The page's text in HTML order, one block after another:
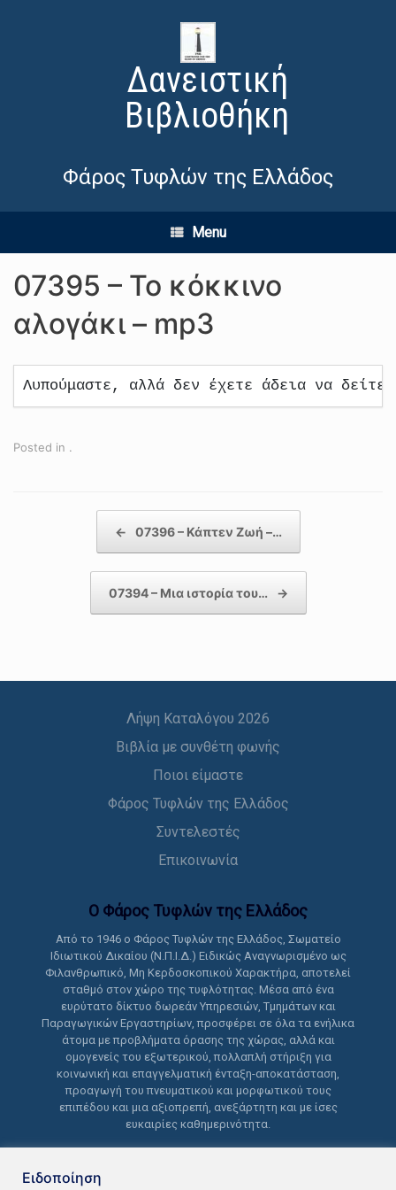
Δανειστική
Βιβλιοθήκη
Φάρος Τυφλών της Ελλάδος
Menu
07395 – Το κόκκινο
αλογάκι – mp3
Λυπούμαστε, αλλά δεν έχετε άδεια να δείτε
Posted in .
← 07396 – Κάπτεν Ζωή –…
07394 – Μια ιστορία του… →
Λήψη Καταλόγου 2026
Βιβλία με συνθέτη φωνής
Ποιοι είμαστε
Φάρος Τυφλών της Ελλάδος
Συντελεστές
Επικοινωνία
Ο Φάρος Τυφλών της Ελλάδoς
Από το 1946 ο Φάρος Τυφλών της Ελλάδος, Σωματείο
Ιδιωτικού Δικαίου (Ν.Π.Ι.Δ.) Ειδικώς Αναγνωρισμένο ως
Φιλανθρωπικό, Μη Κερδοσκοπικού Χαρακτήρα, αποτελεί
σταθμό στον χώρο της τυφλότητας. Μέσα από ένα
ευρύτατο δίκτυο δωρεάν Υπηρεσιών, Τμημάτων και
Παραγωγικών Εργαστηρίων, προσφέρει σε όλα τα ενήλικα
άτομα με προβλήματα όρασης της χώρας, αλλά και
ομογενείς του εξωτερικού, πολλαπλή στήριξη για
κοινωνική και επαγγελματική ένταξη-αποκατάσταση,
προαγωγή του πνευματικού και μορφωτικού τους
επιπέδου και μια αξιοπρεπή, ανεξάρτητη και με ίσες
ευκαιρίες καθημερινότητα.
Ειδοποίηση